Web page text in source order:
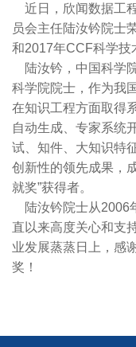
近日，欣闻数据工
员会主任陆汝钤院士
和2017年CCF科学技
陆汝钤，中国科学
科学院院士，作为我
在知识工程方面取得
自动生成、专家系统
试、知件、大知识特
创新性的领先成果，
就奖”获得者。
陆汝钤院士从2006
直以来高度关心和支
业发展蒸蒸日上，感
奖！